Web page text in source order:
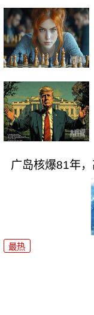
广岛核爆81年
最热